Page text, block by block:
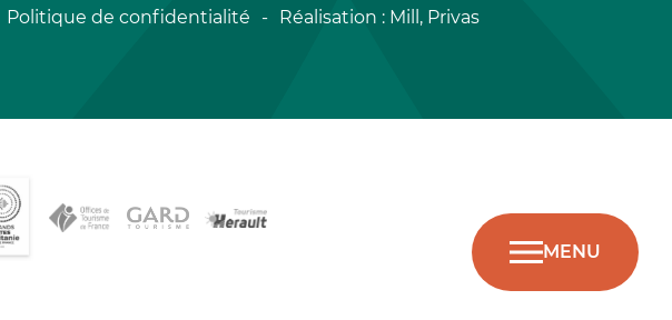
MENU
Politique de confidentialité Réalisation : Mill, Privas